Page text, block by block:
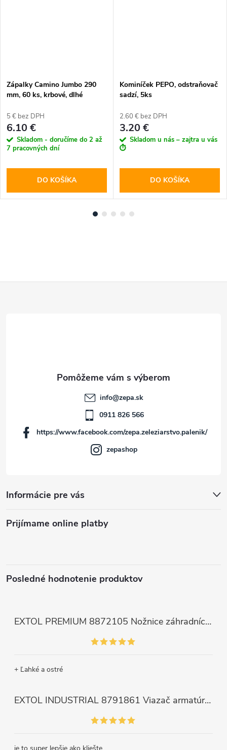
Zápalky Camino Jumbo 290
mm, 60 ks, krbové, dlhé
5 € bez DPH
6.10 €
Skladom - doručíme do 2 až
7 pracovných dní
DO KOŠÍKA
Kominíček PEPO, odstraňovač
sadzí, 5ks
2.60 € bez DPH
3.20 €
Skladom u nás – zajtra u vás
⏱️
DO KOŠÍKA
Informácie pre vás
info@zepa.sk
0911 826 566
https://www.facebook.com/zepa.zeleziarstvo.palenik/
zepashop
Prijímame online platby
Posledné hodnotenie produktov
EXTOL PREMIUM 8872105 Nožnice záhradnícke dlhé úzke, 200mm, max. prestrih Ø6mm
+ Ľahké a ostré
EXTOL INDUSTRIAL 8791861 Viazač armatúr aku Share20V, bez aku, drôt 0,8mm, oko 8-34mm, bezuhlíkový motor